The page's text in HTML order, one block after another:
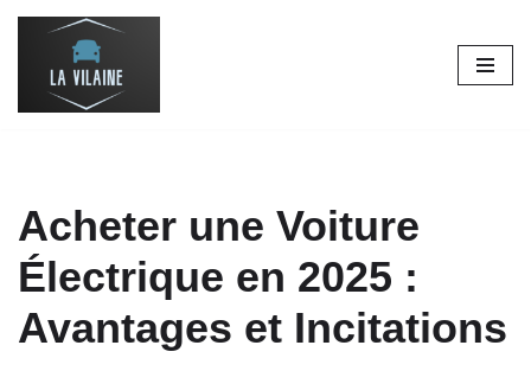
Acheter une Voiture
Électrique en 2025 :
Avantages et Incitations